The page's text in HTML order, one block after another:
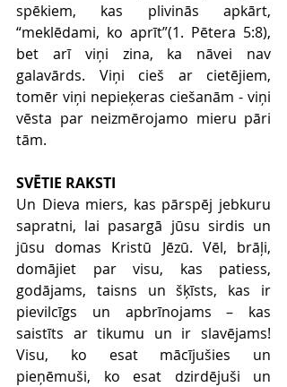
spēkiem, kas plivinās apkārt,
“meklēdami, ko aprīt”(1. Pētera 5:8),
bet arī viņi zina, ka nāvei nav
galavārds. Viņi cieš ar cietējiem,
tomēr viņi nepieķeras ciešanām - viņi
vēsta par neizmērojamo mieru pāri
tām.
SVĒTIE RAKSTI
Un Dieva miers, kas pārspēj jebkuru
sapratni, lai pasargā jūsu sirdis un
jūsu domas Kristū Jēzū. Vēl, brāļi,
domājiet par visu, kas patiess,
godājams, taisns un šķīsts, kas ir
pievilcīgs un apbrīnojams – kas
saistīts ar tikumu un ir slavējams!
Visu, ko esat mācījušies un
pieņēmuši, ko esat dzirdējuši un